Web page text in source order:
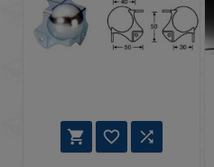
  